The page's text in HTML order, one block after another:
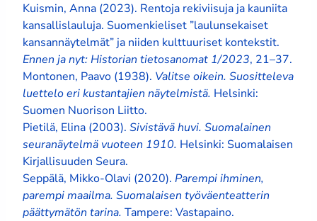
Kuismin, Anna (2023). Rentoja rekiviisuja ja kauniita
kansallislauluja. Suomenkieliset ”laulunsekaiset
kansannäytelmät” ja niiden kulttuuriset kontekstit.
Ennen ja nyt: Historian tietosanomat 1/2023, 21–37.
Montonen, Paavo (1938). Valitse oikein. Suositteleva
luettelo eri kustantajien näytelmistä. Helsinki:
Suomen Nuorison Liitto.
Pietilä, Elina (2003).Sivistävä huvi. Suomalainen
seuranäytelmä vuoteen 1910. Helsinki: Suomalaisen
Kirjallisuuden Seura.
Seppälä, Mikko-Olavi (2020).Parempi ihminen,
parempi maailma. Suomalaisen työväenteatterin
päättymätön tarina. Tampere: Vastapaino.